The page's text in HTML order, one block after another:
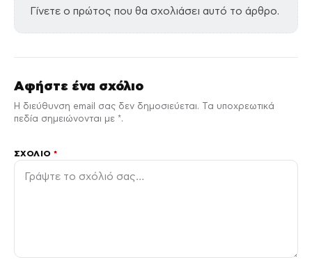
Γίνετε ο πρώτος που θα σχολιάσει αυτό το άρθρο.
Αφήστε ένα σχόλιο
Η διεύθυνση email σας δεν δημοσιεύεται. Τα υποχρεωτικά
πεδία σημειώνονται με *.
ΣΧΌΛΙΟ*